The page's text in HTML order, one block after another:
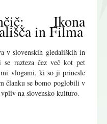
Ikona
in Filma
v slovenskih gledaliških in
razteza čez več kot pet
vlogami, ki so ji prinesle
članku se bomo poglobili v
na slovensko kulturo.